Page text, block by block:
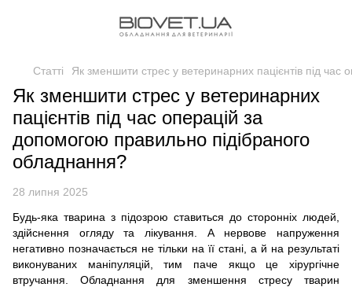
Статті Як зменшити стрес у ветеринарних пацієнтів під
Як зменшити стрес у ветеринарних
пацієнтів під час операцій за
допомогою правильно підібраного
обладнання?
28 липня 2025
Будь-яка тварина з підозрою ставиться до сторонніх людей,
здійснення огляду та лікування. А нервове напруження
негативно позначається не тільки на її стані, а й на результаті
виконуваних маніпуляцій, тим паче якщо це хірургічне
втручання. Обладнання для зменшення стресу тварин